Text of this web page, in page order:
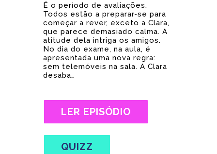
É o período de avaliações.
Todos estão a preparar-se para
começar a rever, exceto a Clara,
que parece demasiado calma. A
atitude dela intriga os amigos.
No dia do exame, na aula, é
apresentada uma nova regra:
sem telemóveis na sala. A Clara
desaba…
LER EPISÓDIO
QUIZZ